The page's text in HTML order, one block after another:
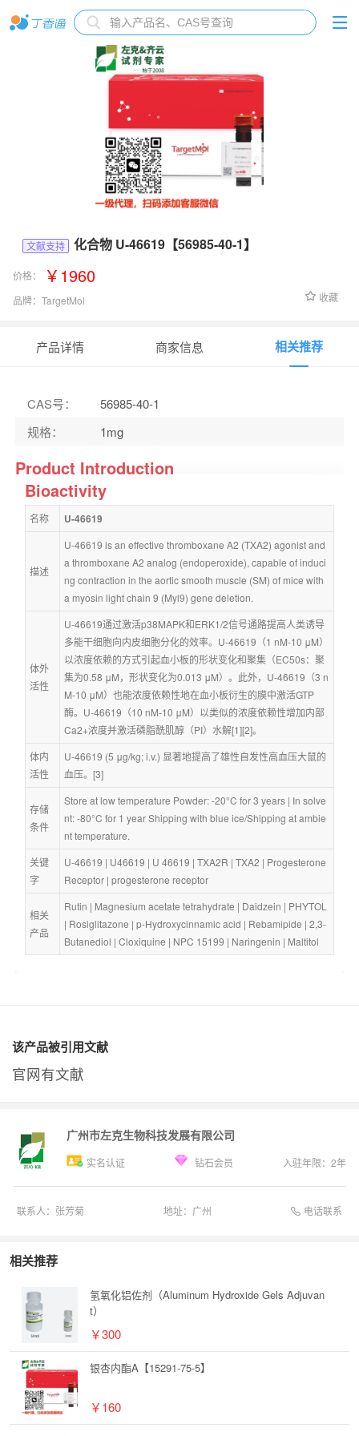
文献支持 化合物 U-46619【56985-40-1】
价格： ￥1960
品牌： TargetMol 收藏
产品详情 商家信息 相关推荐
CAS号：
56985-40-1
规格： 1mg
Product Introduction
Bioactivity
名称 U-46619
描述
U-46619 is an effective thromboxane A2 (TXA2) agonist and
a thromboxane A2 analog (endoperoxide), capable of induci
ng contraction in the aortic smooth muscle (SM) of mice with
a myosin light chain 9 (Myl9) gene deletion.
体外
活性
U-46619通过激活p38MAPK和ERK1/2信号通路提高人类诱导
多能干细胞向内皮细胞分化的效率。U-46619（1 nM-10 μM）
以浓度依赖的方式引起血小板的形状变化和聚集（EC50s：聚
集为0.58 μM，形状变化为0.013 μM）。此外，U-46619（3 n
M-10 μM）也能浓度依赖性地在血小板衍生的膜中激活GTP
酶。U-46619（10 nM-10 μM）以类似的浓度依赖性增加内部
Ca2+浓度并激活磷脂酰肌醇（PI）水解[1][2]。
体内
活性
U-46619 (5 μg/kg; i.v.) 显著地提高了雄性自发性高血压大鼠的
血压。[3]
存储
条件
Store at low temperature Powder: -20°C for 3 years | In solve
nt: -80°C for 1 year Shipping with blue ice/Shipping at ambie
nt temperature.
关键
字
U-46619 | U46619 | U 46619 | TXA2R | TXA2 | Progesterone
Receptor | progesterone receptor
相关
产品
Rutin | Magnesium acetate tetrahydrate | Daidzein | PHYTOL
| Rosiglitazone | p-Hydroxycinnamic acid | Rebamipide | 2,3-
Butanediol | Cloxiquine | NPC 15199 | Naringenin | Maltitol
该产品被引用文献
官网有文献
广州市左克生物科技发展有限公司
实名认证 钻石会员 入驻年限： 2年
联系人： 张芳菊 地址： 广州 电话联系
相关推荐
氢氧化铝佐剂（Aluminum Hydroxide Gels Adjuvan
t）
￥300
银杏内酯A【15291-75-5】
￥160